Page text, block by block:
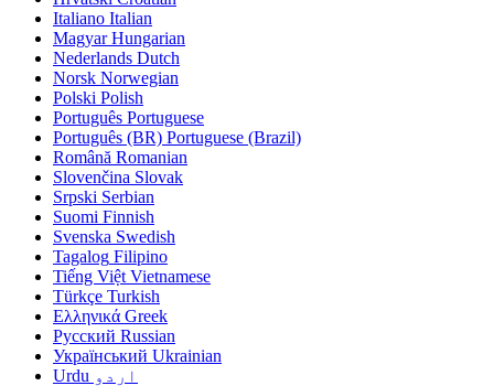
Italiano Italian
Magyar Hungarian
Nederlands Dutch
Norsk Norwegian
Polski Polish
Português Portuguese
Português (BR) Portuguese (Brazil)
Română Romanian
Slovenčina Slovak
Srpski Serbian
Suomi Finnish
Svenska Swedish
Tagalog Filipino
Tiếng Việt Vietnamese
Türkçe Turkish
Ελληνικά Greek
Русский Russian
Український Ukrainian
اردو Urdu